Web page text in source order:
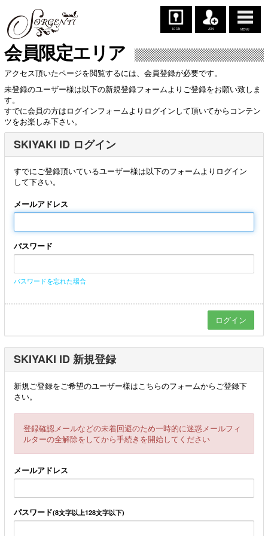
LOGIN JOIN MENU
会員限定エリア
アクセス頂いたページを閲覧するには、会員登録が必要です。
未登録のユーザー様は以下の新規登録フォームよりご登録をお願い致しま
す。
すでに会員の方はログインフォームよりログインして頂いてからコンテン
ツをお楽しみ下さい。
SKIYAKI ID ログイン
すでにご登録頂いているユーザー様は以下のフォームよりログイン
して下さい。
メールアドレス
パスワード
パスワードを忘れた場合
SKIYAKI ID 新規登録
新規ご登録をご希望のユーザー様はこちらのフォームからご登録下
さい。
登録確認メールなどの未着回避のため一時的に迷惑メールフィ
ルターの全解除をしてから手続きを開始してください
メールアドレス
パスワード(8文字以上128文字以下)